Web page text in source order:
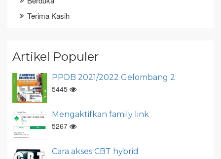
Terima Kasih
Artikel Populer
PPDB 2021/2022 Gelombang 2
5445
Mengaktifkan family link
5267
Cara akses CBT hybrid